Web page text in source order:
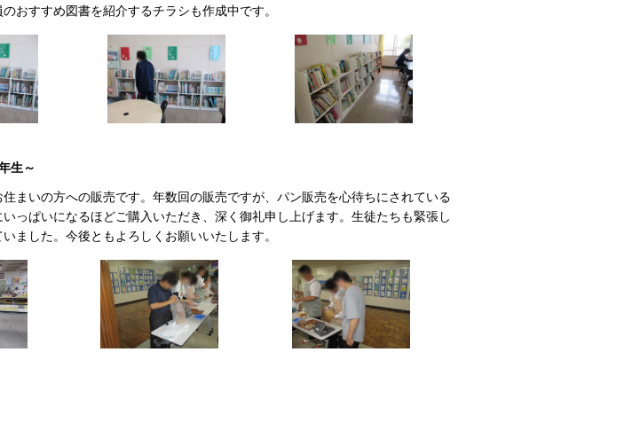
おすすめ図書を紹介するチラシも作成中です。
生～
まいの方への販売です。年数回の販売ですが、パン販売を心待ちにされている
っぱいになるほどご購入いただき、深く御礼申し上げます。生徒たちも緊張し
ました。今後ともよろしくお願いいたします。